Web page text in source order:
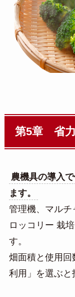
第5章 省
農機具の導入
ます。
管理機、マルチ
ロッコリー 栽
す。
畑面積と使用回
利用」を選ぶと